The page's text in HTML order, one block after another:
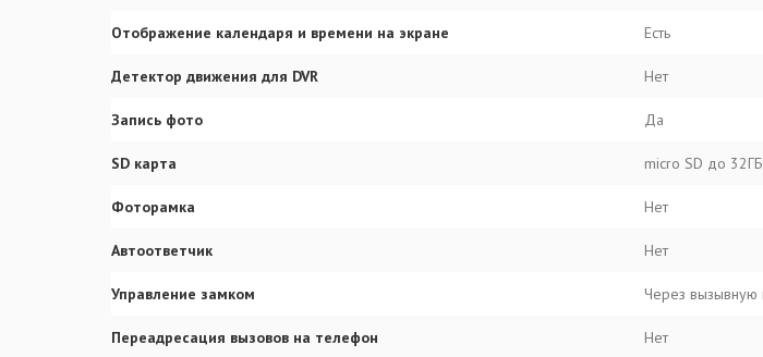
Отображение календаря и времени на экране Есть
Детектор движения для DVR Нет
Запись фото Да
SD карта micro SD до
Фоторамка Нет
Автоответчик Нет
Управление замком Через вызывную
Переадресация вызовов на телефон Нет